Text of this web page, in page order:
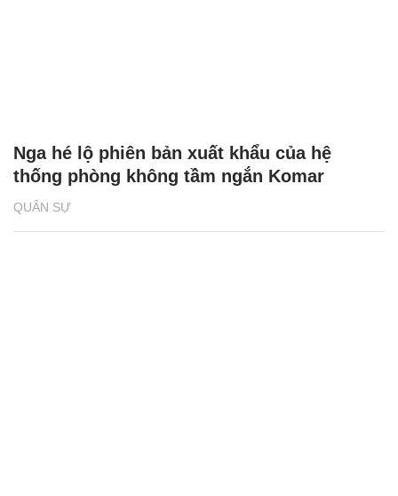
QUÂN SỰ
Nga hé lộ phiên bản xuất khẩu của hệ
thống phòng không tầm ngắn Komar